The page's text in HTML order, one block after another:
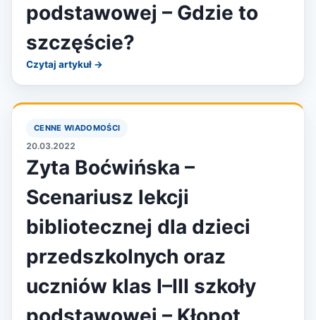
podstawowej – Gdzie to
szczęście?
Czytaj artykuł →
CENNE WIADOMOŚCI
20.03.2022
Zyta Boćwińska –
Scenariusz lekcji
bibliotecznej dla dzieci
przedszkolnych oraz
uczniów klas I–III szkoły